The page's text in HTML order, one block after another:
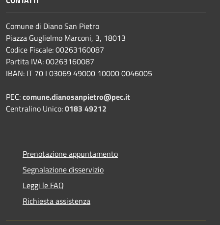
Comune di Diano San Pietro
Piazza Guglielmo Marconi, 3, 18013
Codice Fiscale: 00263160087
Partita IVA: 00263160087
IBAN: IT 70 I 03069 49000 10000 0046005
PEC:comune.dianosanpietro@pec.it
Centralino Unico:0183 49212
Prenotazione appuntamento
Segnalazione disservizio
Leggi le FAQ
Richiesta assistenza